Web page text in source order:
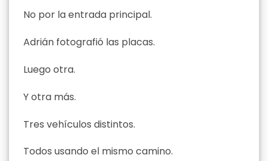
No por la entrada principal.
Adrián fotografió las placas.
Luego otra.
Y otra más.
Tres vehículos distintos.
Todos usando el mismo camino.